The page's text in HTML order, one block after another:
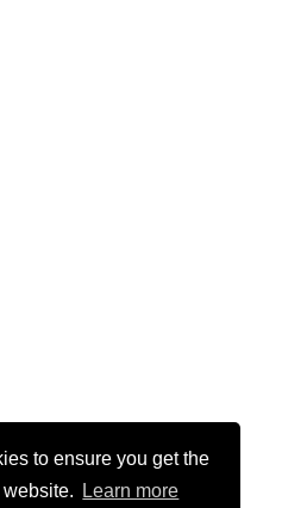
to ensure you get the
Learn more